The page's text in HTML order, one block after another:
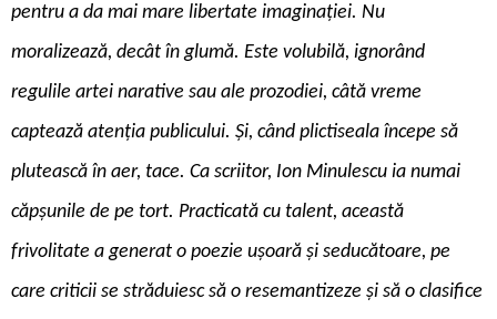
pentru a da mai mare libertate imaginației. Nu
moralizează, decât în glumă. Este volubilă, ignorând
regulile artei narative sau ale prozodiei, câtă vreme
captează atenția publicului. Și, când plictiseala începe să
plutească în aer, tace. Ca scriitor, Ion Minulescu ia numai
căpșunile de pe tort. Practicată cu talent, această
frivolitate a generat o poezie ușoară și seducătoare, pe
care criticii se străduiesc să o resemantizeze și să o clasifice